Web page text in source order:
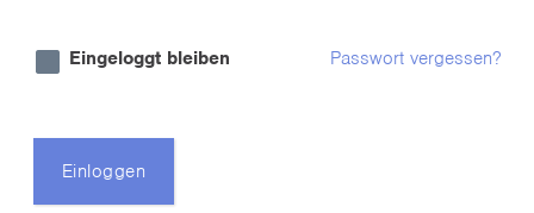
Passwort vergessen?
Eingeloggt bleiben
Einloggen